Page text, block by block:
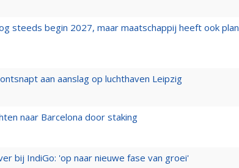
steeds begin 2027, maar maatschappij heeft ook plan
aan aanslag op luchthaven Leipzig
naar Barcelona door staking
bij IndiGo: 'op naar nieuwe fase van groei'